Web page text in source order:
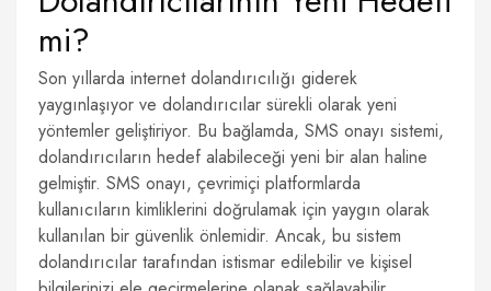
mi?
Son yıllarda internet dolandırıcılığı giderek
yaygınlaşıyor ve dolandırıcılar sürekli olarak yeni
yöntemler geliştiriyor. Bu bağlamda, SMS onayı sistemi,
dolandırıcıların hedef alabileceği yeni bir alan haline
gelmiştir. SMS onayı, çevrimiçi platformlarda
kullanıcıların kimliklerini doğrulamak için yaygın olarak
kullanılan bir güvenlik önlemidir. Ancak, bu sistem
dolandırıcılar tarafından istismar edilebilir ve kişisel